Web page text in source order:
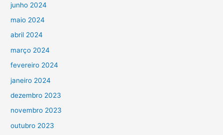
junho 2024
maio 2024
abril 2024
março 2024
fevereiro 2024
janeiro 2024
dezembro 2023
novembro 2023
outubro 2023